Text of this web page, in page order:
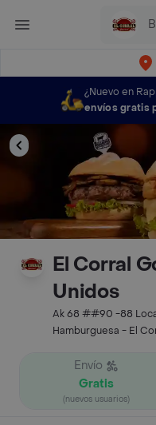
¿Nuevo en
envíos gratis
El Corral
Unidos
Ak 68 ##90 -88
Hamburguesa - El
Envío
Gratis
(nuevos usuarios)